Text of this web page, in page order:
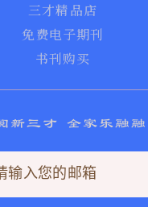
三才精品店
免费电子期刊
书刊购买
新三才 全家乐融融